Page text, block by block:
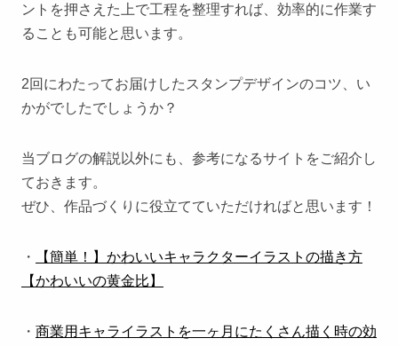
ントを押さえた上で工程を整理すれば、効率的に作業す
ることも可能と思います。
2回にわたってお届けしたスタンプデザインのコツ、い
かがでしたでしょうか？
当ブログの解説以外にも、参考になるサイトをご紹介し
ておきます。
ぜひ、作品づくりに役立てていただければと思います！
・
【簡単！】かわいいキャラクターイラストの描き方
【かわいいの黄金比】
・ 商業用キャライラストを一ヶ月にたくさん描く時の効